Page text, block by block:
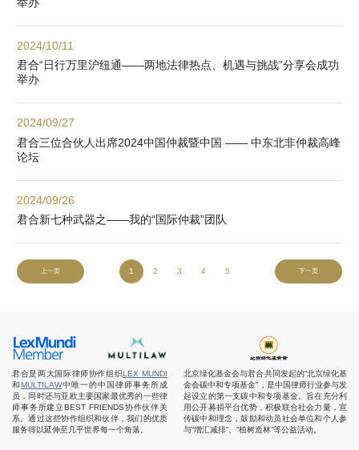
2024/10/11
君合“日行万里沪纽通——两地法律热点、机遇与挑战”分享会成功
举办
2024/09/27
君合三位合伙人出席2024中国仲裁暨中国 —— 中东北非仲裁高峰
论坛
2024/09/26
君合新七种武器之——我的“国际仲裁”团队
上一页 1 2 3 4 5 下一页
君合是两大国际律师协作组织LEX MUNDI
和MULTILAW中唯一的中国律师事务所成
员，同时还与亚欧主要国家最优秀的一些律
师事务所建立BEST FRIENDS协作伙伴关
系。通过这些协作组织和伙伴，我们的优质
服务得以延伸至几乎世界每一个角落。
北京绿化基金会与君合共同发起的“北京绿化基
金会碳中和专项基金”，是中国律师行业参与发
起设立的第一支碳中和专项基金。旨在充分利
用公开募捐平台优势，积极联合社会力量，宣
传碳中和理念，鼓励和动员社会单位和个人参
与“增汇减排”、“植树造林”等公益活动。